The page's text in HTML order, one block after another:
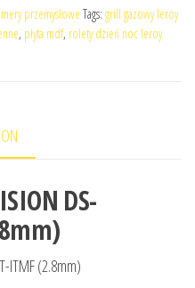
przemysłowe Tags: grill gazowy leroy
, płyta mdf, rolety dzień noc leroy
DS-
ITMF (2.8mm)